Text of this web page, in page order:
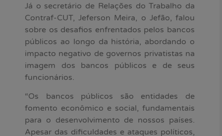
Já o secretário de Relações do Trabalho da
Contraf-CUT, Jeferson Meira, o Jefão, falou
sobre os desafios enfrentados pelos bancos
públicos ao longo da história, abordando o
impacto negativo de governos privatistas na
imagem dos bancos públicos e de seus
funcionários.
“Os bancos públicos são entidades de
fomento econômico e social, fundamentais
para o desenvolvimento de nossos países.
Apesar das dificuldades e ataques políticos,